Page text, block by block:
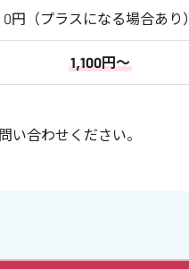
0円（プラスになる場合あり）
1,100円～
い合わせください。